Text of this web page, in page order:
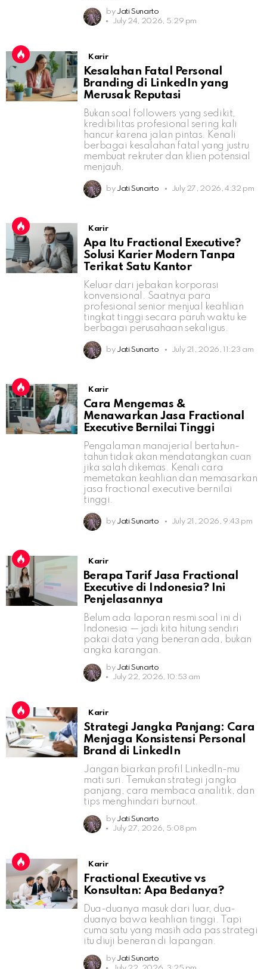
by Jati Sunarto
July 24, 2026, 5:29 pm
Karir
Kesalahan Fatal Personal
Branding di LinkedIn yang
Merusak Reputasi
Bukan soal followers yang sedikit,
kredibilitas profesional sering kali
hancur karena jalan pintas. Kenali
berbagai kesalahan fatal yang justru
membuat rekruter dan klien potensial
menjauh.
by Jati Sunarto July 27, 2026, 4:32 pm
Karir
Apa Itu Fractional Executive?
Solusi Karier Modern Tanpa
Terikat Satu Kantor
Keluar dari jebakan korporasi
konvensional. Saatnya para
profesional senior menjual keahlian
tingkat tinggi secara paruh waktu ke
berbagai perusahaan sekaligus.
by Jati Sunarto July 21, 2026, 11:23 am
Karir
Cara Mengemas &
Menawarkan Jasa Fractional
Executive Bernilai Tinggi
Pengalaman manajerial bertahun-
tahun tidak akan mendatangkan cuan
jika salah dikemas. Kenali cara
memetakan keahlian dan memasarkan
jasa fractional executive bernilai
tinggi.
by Jati Sunarto July 21, 2026, 9:43 pm
Karir
Berapa Tarif Jasa Fractional
Executive di Indonesia? Ini
Penjelasannya
Belum ada laporan resmi soal ini di
Indonesia — jadi kita hitung sendiri
pakai data yang beneran ada, bukan
angka karangan.
by Jati Sunarto
July 22, 2026, 10:53 am
Karir
Strategi Jangka Panjang: Cara
Menjaga Konsistensi Personal
Brand di LinkedIn
Jangan biarkan profil LinkedIn-mu
mati suri. Temukan strategi jangka
panjang, cara membaca analitik, dan
tips menghindari burnout.
by Jati Sunarto
July 27, 2026, 5:08 pm
Karir
Fractional Executive vs
Konsultan: Apa Bedanya?
Dua-duanya masuk dari luar, dua-
duanya bawa keahlian tinggi. Tapi
cuma satu yang masih ada pas strategi
itu diuji beneran di lapangan.
by Jati Sunarto